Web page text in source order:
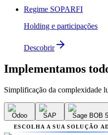
Regime SOPARFI
Holding e participações
Descobrir
Implementamos
Simplificação da complexidade
Odoo SAP Sage BOB
ESCOLHA A SUA SOLUÇÃO